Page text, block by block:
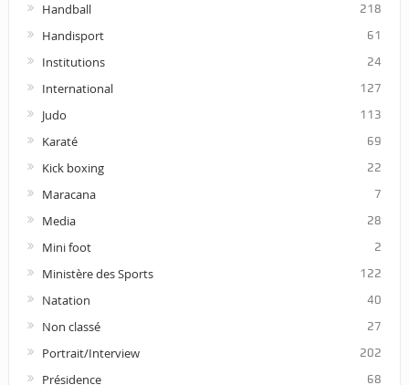
Handball 218
Handisport 61
Institutions 24
International 127
Judo 113
Karaté 69
Kick boxing 22
Maracana 7
Media 28
Mini foot 2
Ministère des Sports 122
Natation 40
Non classé 27
Portrait/Interview 202
Présidence 68